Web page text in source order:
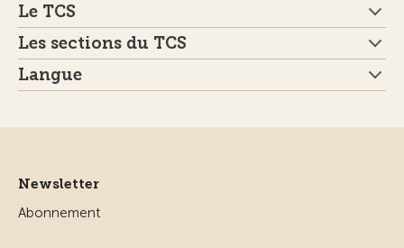
Le TCS
Les sections du TCS
Langue
Newsletter
Abonnement